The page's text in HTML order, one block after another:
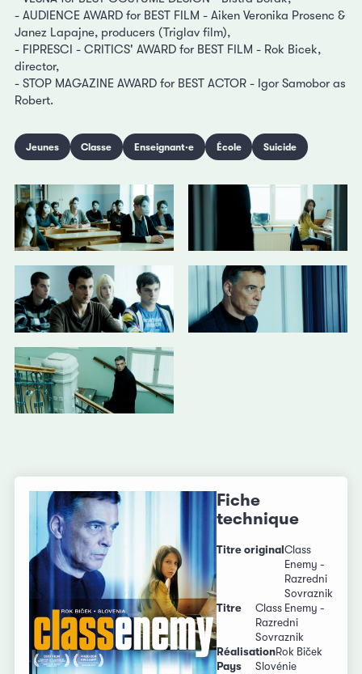
- AUDIENCE AWARD for BEST FILM - Aiken Veronika Prosenc &
Janez Lapajne, producers (Triglav film),
- FIPRESCI - CRITICS' AWARD for BEST FILM - Rok Bicek,
director,
- STOP MAGAZINE AWARD for BEST ACTOR - Igor Samobor as
Robert.
Jeunes Classe Enseignant·e École Suicide
Fiche
technique
Titre original Class
Enemy -
Razredni
Sovraznik
Titre
Class Enemy -
Razredni
Sovraznik
RéalisationRok Biček
Pays
Slovénie